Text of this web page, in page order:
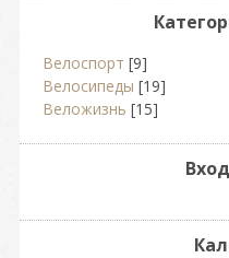
Велоспорт [9]
Велосипеды [19]
Веложизнь [15]